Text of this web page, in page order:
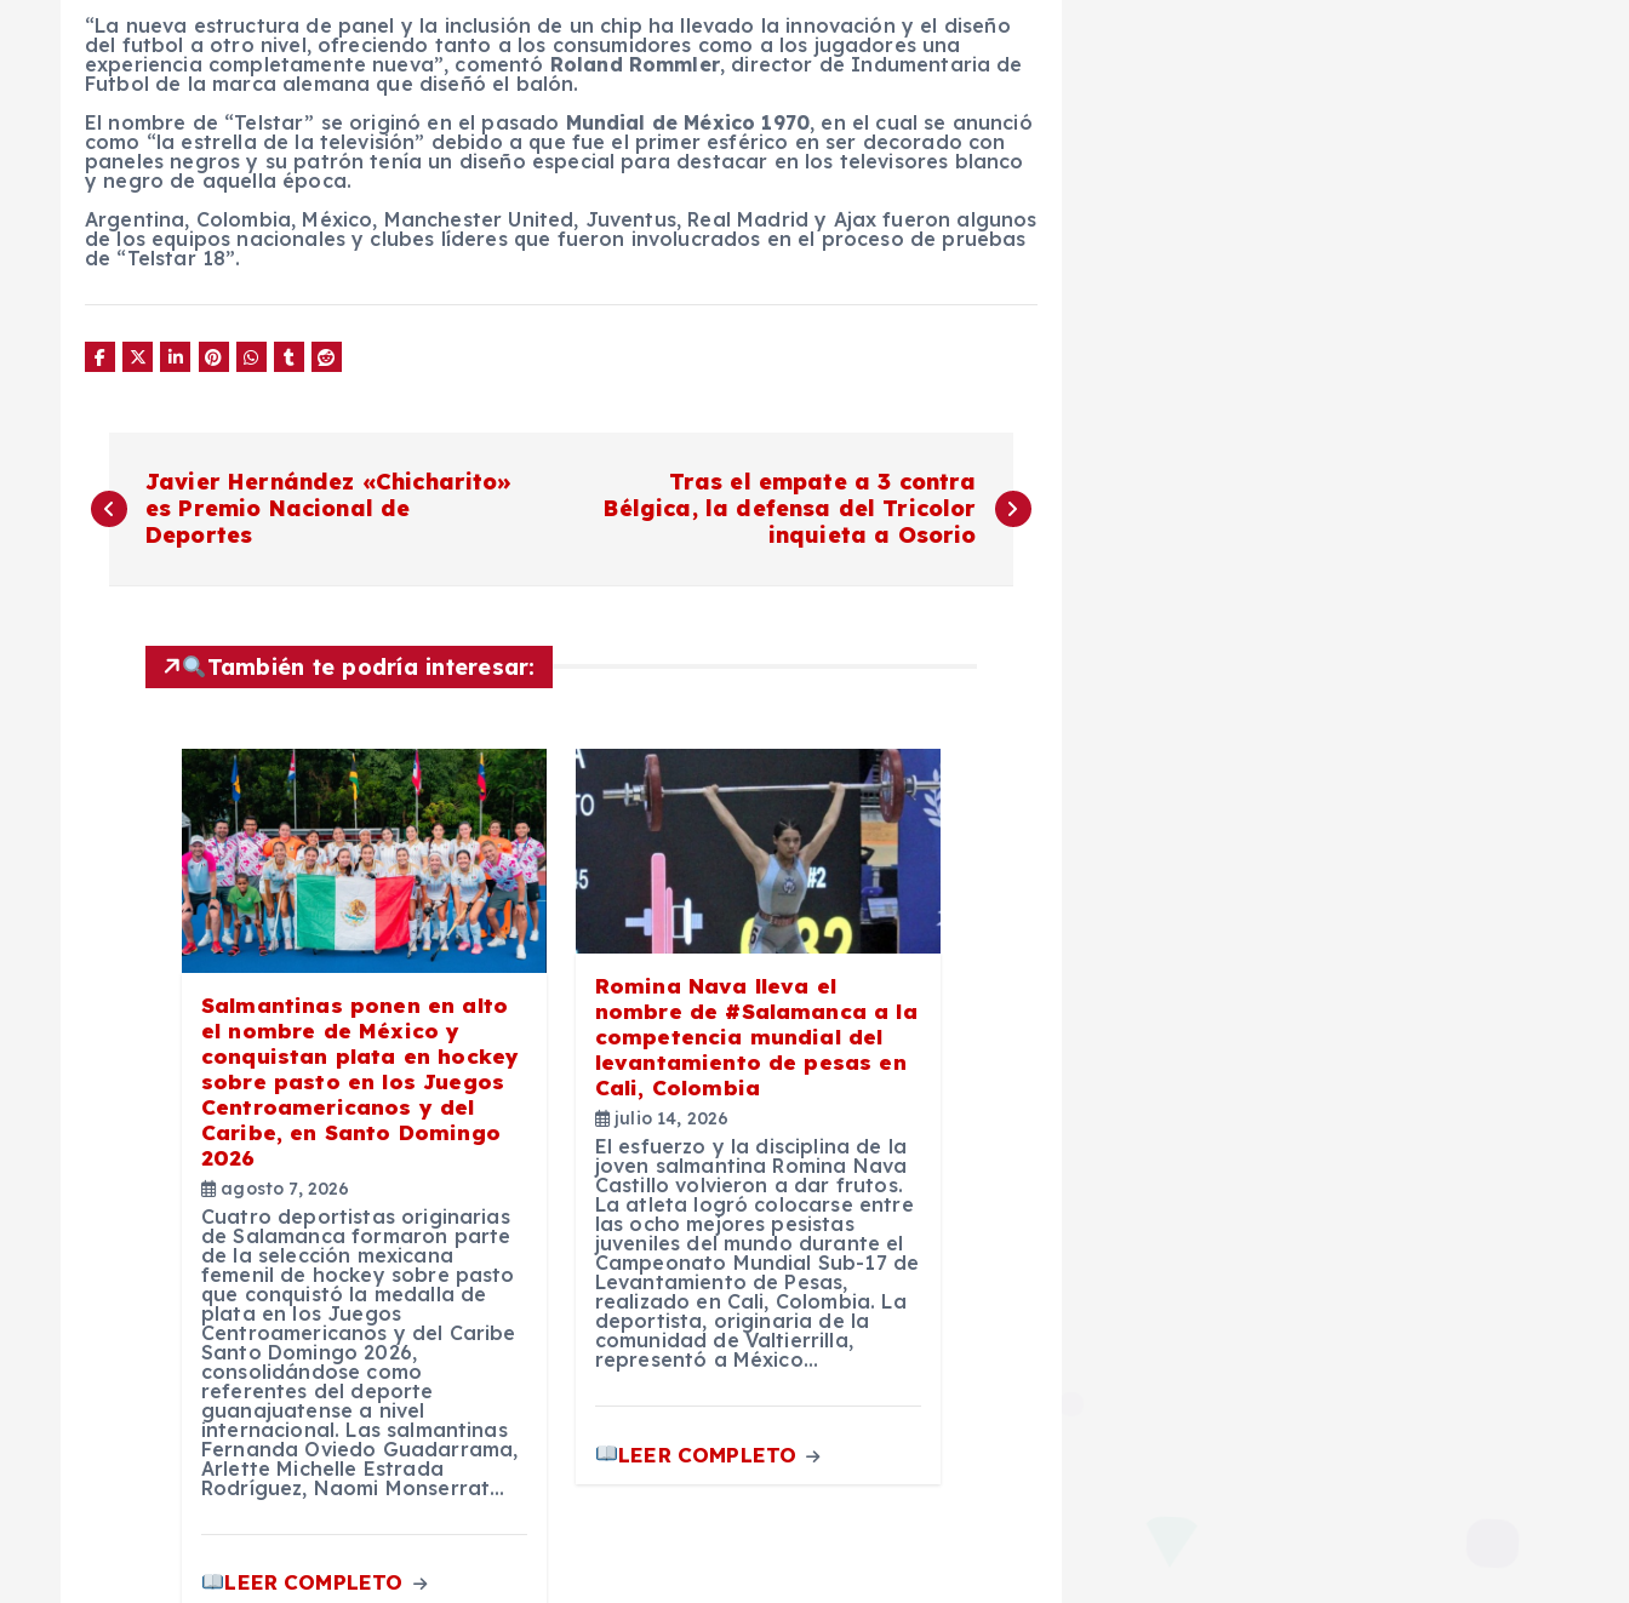
“La nueva estructura de panel y la inclusión de un chip ha llevado la innovación y el diseño
del futbol a otro nivel, ofreciendo tanto a los consumidores como a los jugadores una
experiencia completamente nueva”, comentó Roland Rommler, director de Indumentaria de
Futbol de la marca alemana que diseñó el balón.
El nombre de “Telstar” se originó en el pasado Mundial de México 1970, en el cual se anunció
como “la estrella de la televisión” debido a que fue el primer esférico en ser decorado con
paneles negros y su patrón tenía un diseño especial para destacar en los televisores blanco
y negro de aquella época.
Argentina, Colombia, México, Manchester United, Juventus, Real Madrid y Ajax fueron algunos
de los equipos nacionales y clubes líderes que fueron involucrados en el proceso de pruebas
de “Telstar 18”.
a
Javier Hernández «Chicharito»
es Premio Nacional de
Deportes
Tras el empate a 3 contra
Bélgica, la defensa del Tricolor
inquieta a Osorio
También te podría interesar:
Salmantinas ponen en alto
el nombre de México y
conquistan plata en hockey
sobre pasto en los Juegos
Centroamericanos y del
Caribe, en Santo Domingo
2026
agosto 7, 2026
Cuatro deportistas originarias
de Salamanca formaron parte
de la selección mexicana
femenil de hockey sobre pasto
que conquistó la medalla de
plata en los Juegos
Centroamericanos y del Caribe
Santo Domingo 2026,
consolidándose como
referentes del deporte
guanajuatense a nivel
internacional. Las salmantinas
Fernanda Oviedo Guadarrama,
Arlette Michelle Estrada
Rodríguez, Naomi Monserrat…
LEER COMPLETO
Romina Nava lleva el
nombre de #Salamanca a la
competencia mundial del
levantamiento de pesas en
Cali, Colombia
julio 14, 2026
El esfuerzo y la disciplina de la
joven salmantina Romina Nava
Castillo volvieron a dar frutos.
La atleta logró colocarse entre
las ocho mejores pesistas
juveniles del mundo durante el
Campeonato Mundial Sub-17 de
Levantamiento de Pesas,
realizado en Cali, Colombia. La
deportista, originaria de la
comunidad de Valtierrilla,
representó a México…
LEER COMPLETO